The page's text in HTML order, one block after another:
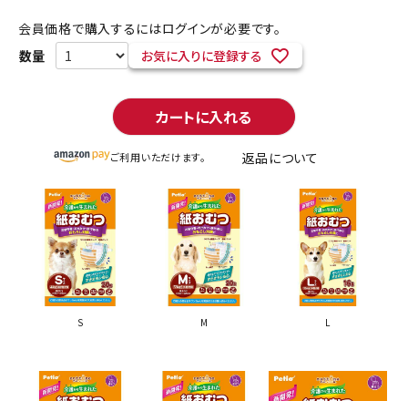
会員価格で購入するにはログインが必要です。
お気に入りに登録する
カートに入れる
ご利用いただけます。 返品について
S M L